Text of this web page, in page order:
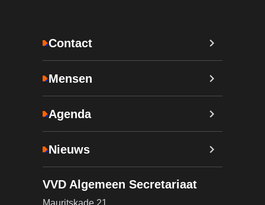
Contact
Mensen
Agenda
Nieuws
VVD Algemeen Secretariaat
Mauritskade 21